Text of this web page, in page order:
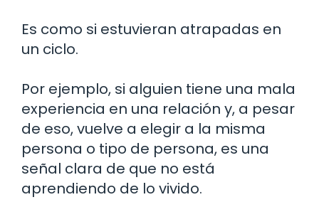
Es como si estuvieran atrapadas en
un ciclo.
Por ejemplo, si alguien tiene una mala
experiencia en una relación y, a pesar
de eso, vuelve a elegir a la misma
persona o tipo de persona, es una
señal clara de que no está
aprendiendo de lo vivido.